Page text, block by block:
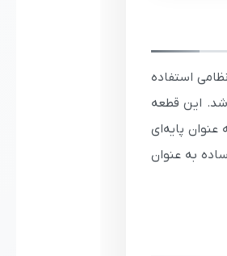
استفاده
شد. این قطعه
پایه‌ای
به عنوان